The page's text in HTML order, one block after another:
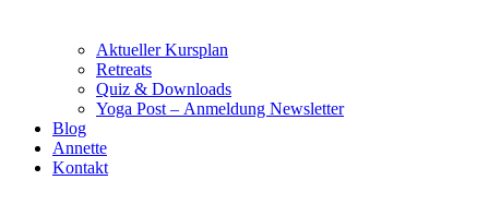
Aktueller Kursplan
Retreats
Quiz & Downloads
Yoga Post – Anmeldung Newsletter
Blog
Annette
Kontakt